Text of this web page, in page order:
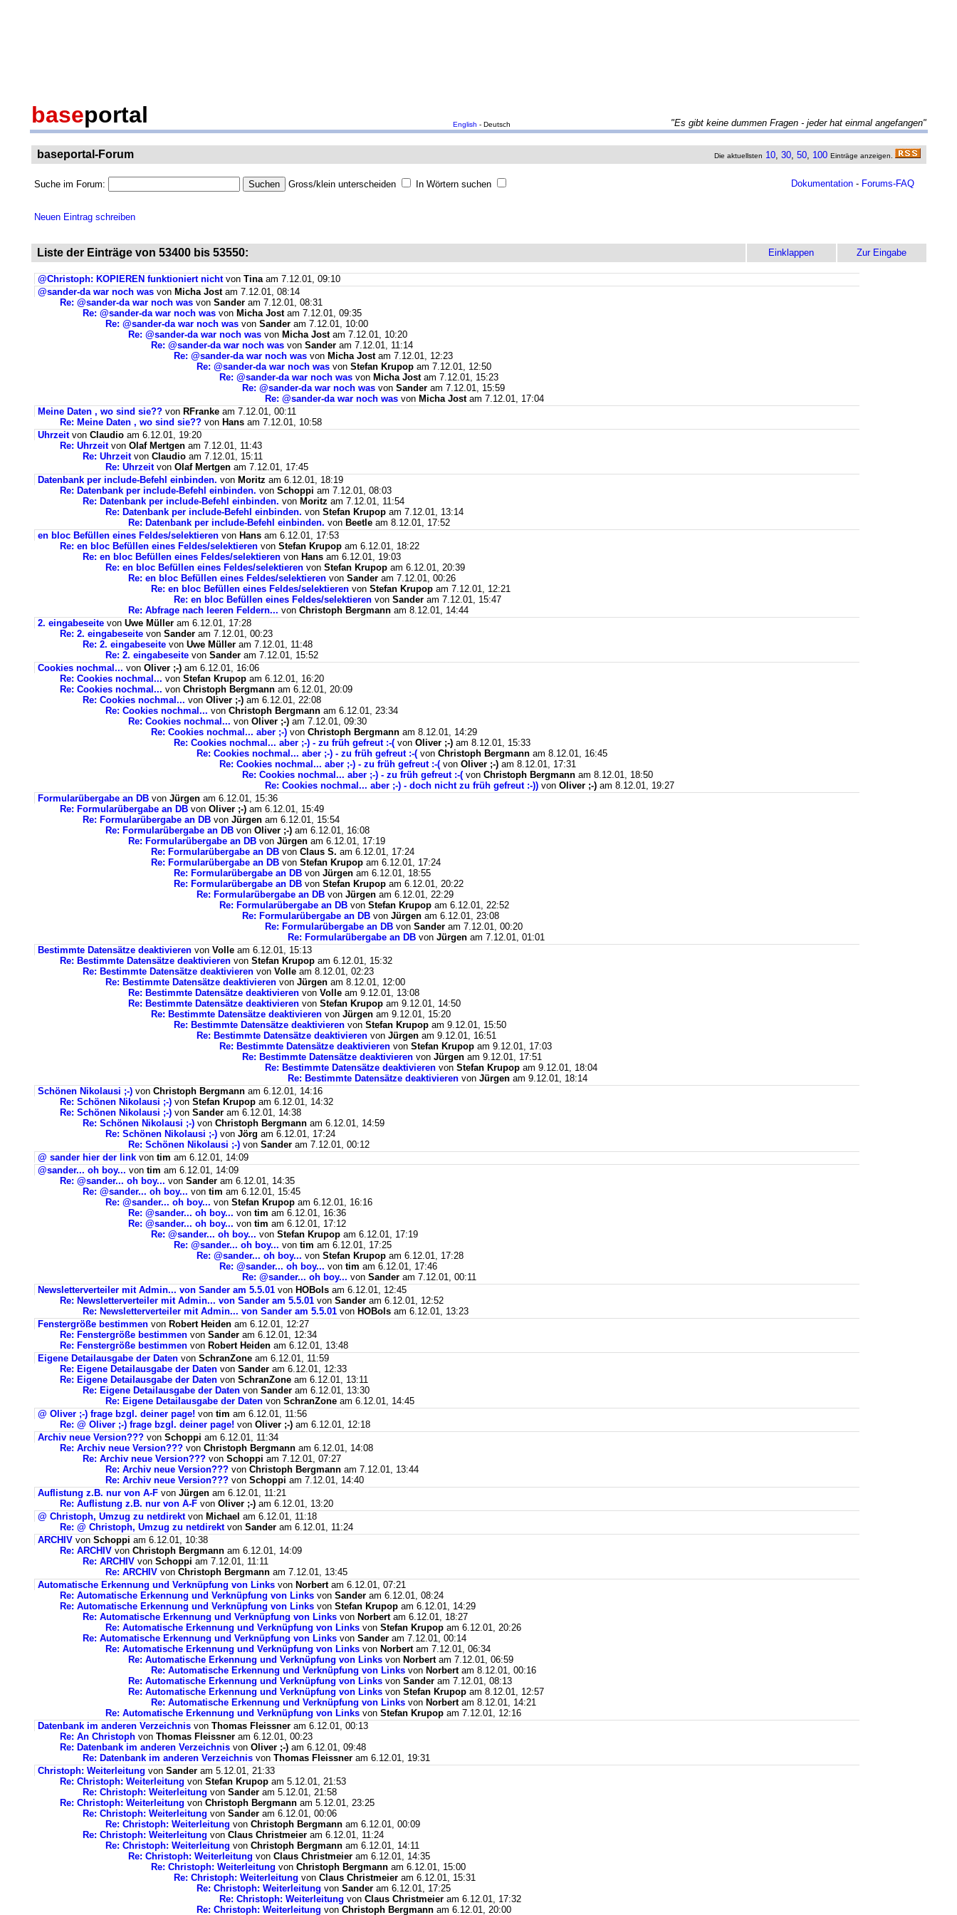
baseportal English - Deutsch "Es gibt keine dummen Fragen - jeder hat einmal angefangen"
baseportal-Forum Die aktuellsten 10, 30, 50, 100 Einträge anzeigen.
Suche im Forum: Gross/klein unterscheiden In Wörtern suchen Dokumentation - Forums-FAQ
Neuen Eintrag schreiben
Liste der Einträge von 53400 bis 53550: Einklappen Zur Eingabe
@Christoph: KOPIEREN funktioniert nichtvon Tinaam 7.12.01, 09:10
@sander-da war noch was von Micha Jostam 7.12.01, 08:14
Re: @sander-da war noch was von Sander am 7.12.01, 08:31
Re: @sander-da war noch was von Micha Jostam 7.12.01, 09:35
Re: @sander-da war noch was von Sander am 7.12.01, 10:00
Re: @sander-da war noch was von Micha Jostam 7.12.01, 10:20
Re: @sander-da war noch was von Sander am 7.12.01, 11:14
Re: @sander-da war noch was von Micha Jostam 7.12.01, 12:23
Re: @sander-da war noch was von Stefan Krupop am 7.12.01, 12:50
Re: @sander-da war noch was von Micha Jostam 7.12.01, 15:23
Re: @sander-da war noch was von Sander am 7.12.01, 15:59
Re: @sander-da war noch was von Micha Jostam 7.12.01, 17:04
Meine Daten , wo sind sie?? von RFranke am 7.12.01, 00:11
Re: Meine Daten , wo sind sie?? von Hans am 7.12.01, 10:58
Uhrzeitvon Claudio am 6.12.01, 19:20
Re: Uhrzeitvon Olaf Mertgen am 7.12.01, 11:43
Re: Uhrzeitvon Claudio am 7.12.01, 15:11
Re: Uhrzeitvon Olaf Mertgen am 7.12.01, 17:45
Datenbank per include-Befehl einbinden. von Moritz am 6.12.01, 18:19
Re: Datenbank per include-Befehl einbinden. von Schoppi am 7.12.01, 08:03
Re: Datenbank per include-Befehl einbinden. von Moritz am 7.12.01, 11:54
Re: Datenbank per include-Befehl einbinden. von Stefan Krupop am 7.12.01, 13:14
Re: Datenbank per include-Befehl einbinden. von Beetle am 8.12.01, 17:52
en bloc Befüllen eines Feldes/selektieren von Hans am 6.12.01, 17:53
Re: en bloc Befüllen eines Feldes/selektieren von Stefan Krupop am 6.12.01, 18:22
Re: en bloc Befüllen eines Feldes/selektieren von Hans am 6.12.01, 19:03
Re: en bloc Befüllen eines Feldes/selektieren von Stefan Krupop am 6.12.01, 20:39
Re: en bloc Befüllen eines Feldes/selektieren von Sander am 7.12.01, 00:26
Re: en bloc Befüllen eines Feldes/selektieren von Stefan Krupop am 7.12.01, 12:21
Re: en bloc Befüllen eines Feldes/selektieren von Sander am 7.12.01, 15:47
Re: Abfrage nach leeren Feldern... von Christoph Bergmann am 8.12.01, 14:44
2. eingabeseite von Uwe Müller am 6.12.01, 17:28
Re: 2. eingabeseite von Sander am 7.12.01, 00:23
Re: 2. eingabeseite von Uwe Müller am 7.12.01, 11:48
Re: 2. eingabeseite von Sander am 7.12.01, 15:52
Cookies nochmal... von Oliver ;-) am 6.12.01, 16:06
Re: Cookies nochmal... von Stefan Krupop am 6.12.01, 16:20
Re: Cookies nochmal... von Christoph Bergmann am 6.12.01, 20:09
Re: Cookies nochmal... von Oliver ;-) am 6.12.01, 22:08
Re: Cookies nochmal... von Christoph Bergmann am 6.12.01, 23:34
Re: Cookies nochmal... von Oliver ;-) am 7.12.01, 09:30
Re: Cookies nochmal... aber ;-) von Christoph Bergmann am 8.12.01, 14:29
Re: Cookies nochmal... aber ;-) - zu früh gefreut :-( von Oliver ;-) am 8.12.01, 15:33
Re: Cookies nochmal... aber ;-) - zu früh gefreut :-( von Christoph Bergmann am 8.12.01, 16:45
Re: Cookies nochmal... aber ;-) - zu früh gefreut :-( von Oliver ;-) am 8.12.01, 17:31
Re: Cookies nochmal... aber ;-) - zu früh gefreut :-( von Christoph Bergmann am 8.12.01, 18:50
Re: Cookies nochmal... aber ;-) - doch nicht zu früh gefreut :-)) von Oliver ;-) am 8.12.01, 19:27
Formularübergabe an DB von Jürgen am 6.12.01, 15:36
Re: Formularübergabe an DB von Oliver ;-) am 6.12.01, 15:49
Re: Formularübergabe an DB von Jürgen am 6.12.01, 15:54
Re: Formularübergabe an DB von Oliver ;-) am 6.12.01, 16:08
Re: Formularübergabe an DB von Jürgen am 6.12.01, 17:19
Re: Formularübergabe an DB von Claus S. am 6.12.01, 17:24
Re: Formularübergabe an DB von Stefan Krupop am 6.12.01, 17:24
Re: Formularübergabe an DB von Jürgen am 6.12.01, 18:55
Re: Formularübergabe an DB von Stefan Krupop am 6.12.01, 20:22
Re: Formularübergabe an DB von Jürgen am 6.12.01, 22:29
Re: Formularübergabe an DB von Stefan Krupop am 6.12.01, 22:52
Re: Formularübergabe an DB von Jürgen am 6.12.01, 23:08
Re: Formularübergabe an DB von Sander am 7.12.01, 00:20
Re: Formularübergabe an DB von Jürgen am 7.12.01, 01:01
Bestimmte Datensätze deaktivieren von Volle am 6.12.01, 15:13
Re: Bestimmte Datensätze deaktivieren von Stefan Krupop am 6.12.01, 15:32
Re: Bestimmte Datensätze deaktivieren von Volle am 8.12.01, 02:23
Re: Bestimmte Datensätze deaktivieren von Jürgen am 8.12.01, 12:00
Re: Bestimmte Datensätze deaktivieren von Volle am 9.12.01, 13:08
Re: Bestimmte Datensätze deaktivieren von Stefan Krupop am 9.12.01, 14:50
Re: Bestimmte Datensätze deaktivieren von Jürgen am 9.12.01, 15:20
Re: Bestimmte Datensätze deaktivieren von Stefan Krupop am 9.12.01, 15:50
Re: Bestimmte Datensätze deaktivieren von Jürgen am 9.12.01, 16:51
Re: Bestimmte Datensätze deaktivieren von Stefan Krupop am 9.12.01, 17:03
Re: Bestimmte Datensätze deaktivieren von Jürgen am 9.12.01, 17:51
Re: Bestimmte Datensätze deaktivieren von Stefan Krupop am 9.12.01, 18:04
Re: Bestimmte Datensätze deaktivieren von Jürgen am 9.12.01, 18:14
Schönen Nikolausi ;-) von Christoph Bergmann am 6.12.01, 14:16
Re: Schönen Nikolausi ;-) von Stefan Krupop am 6.12.01, 14:32
Re: Schönen Nikolausi ;-) von Sander am 6.12.01, 14:38
Re: Schönen Nikolausi ;-) von Christoph Bergmann am 6.12.01, 14:59
Re: Schönen Nikolausi ;-) von Jörg am 6.12.01, 17:24
Re: Schönen Nikolausi ;-) von Sander am 7.12.01, 00:12
@ sander hier der link von tim am 6.12.01, 14:09
@sander... oh boy... von tim am 6.12.01, 14:09
Re: @sander... oh boy... von Sander am 6.12.01, 14:35
Re: @sander... oh boy... von tim am 6.12.01, 15:45
Re: @sander... oh boy... von Stefan Krupop am 6.12.01, 16:16
Re: @sander... oh boy... von tim am 6.12.01, 16:36
Re: @sander... oh boy... von tim am 6.12.01, 17:12
Re: @sander... oh boy... von Stefan Krupop am 6.12.01, 17:19
Re: @sander... oh boy... von tim am 6.12.01, 17:25
Re: @sander... oh boy... von Stefan Krupop am 6.12.01, 17:28
Re: @sander... oh boy... von tim am 6.12.01, 17:46
Re: @sander... oh boy... von Sander am 7.12.01, 00:11
Newsletterverteiler mit Admin... von Sander am 5.5.01 von HOBols am 6.12.01, 12:45
Re: Newsletterverteiler mit Admin... von Sander am 5.5.01 von Sander am 6.12.01, 12:52
Re: Newsletterverteiler mit Admin... von Sander am 5.5.01 von HOBols am 6.12.01, 13:23
Fenstergröße bestimmen von Robert Heiden am 6.12.01, 12:27
Re: Fenstergröße bestimmen von Sander am 6.12.01, 12:34
Re: Fenstergröße bestimmen von Robert Heiden am 6.12.01, 13:48
Eigene Detailausgabe der Daten von SchranZone am 6.12.01, 11:59
Re: Eigene Detailausgabe der Daten von Sander am 6.12.01, 12:33
Re: Eigene Detailausgabe der Daten von SchranZone am 6.12.01, 13:11
Re: Eigene Detailausgabe der Daten von Sander am 6.12.01, 13:30
Re: Eigene Detailausgabe der Daten von SchranZone am 6.12.01, 14:45
@ Oliver ;-) frage bzgl. deiner page! von tim am 6.12.01, 11:56
Re: @ Oliver ;-) frage bzgl. deiner page! von Oliver ;-) am 6.12.01, 12:18
Archiv neue Version??? von Schoppi am 6.12.01, 11:34
Re: Archiv neue Version??? von Christoph Bergmann am 6.12.01, 14:08
Re: Archiv neue Version??? von Schoppi am 7.12.01, 07:27
Re: Archiv neue Version??? von Christoph Bergmann am 7.12.01, 13:44
Re: Archiv neue Version??? von Schoppi am 7.12.01, 14:40
Auflistung z.B. nur von A-F von Jürgen am 6.12.01, 11:21
Re: Auflistung z.B. nur von A-F von Oliver ;-) am 6.12.01, 13:20
@ Christoph, Umzug zu netdirektvon Michael am 6.12.01, 11:18
Re: @ Christoph, Umzug zu netdirektvon Sander am 6.12.01, 11:24
ARCHIV von Schoppi am 6.12.01, 10:38
Re: ARCHIV von Christoph Bergmann am 6.12.01, 14:09
Re: ARCHIV von Schoppi am 7.12.01, 11:11
Re: ARCHIV von Christoph Bergmann am 7.12.01, 13:45
Automatische Erkennung und Verknüpfung von Links von Norbertam 6.12.01, 07:21
Re: Automatische Erkennung und Verknüpfung von Links von Sander am 6.12.01, 08:24
Re: Automatische Erkennung und Verknüpfung von Links von Stefan Krupop am 6.12.01, 14:29
Re: Automatische Erkennung und Verknüpfung von Links von Norbertam 6.12.01, 18:27
Re: Automatische Erkennung und Verknüpfung von Links von Stefan Krupop am 6.12.01, 20:26
Re: Automatische Erkennung und Verknüpfung von Links von Sander am 7.12.01, 00:14
Re: Automatische Erkennung und Verknüpfung von Links von Norbertam 7.12.01, 06:34
Re: Automatische Erkennung und Verknüpfung von Links von Norbertam 7.12.01, 06:59
Re: Automatische Erkennung und Verknüpfung von Links von Norbertam 8.12.01, 00:16
Re: Automatische Erkennung und Verknüpfung von Links von Sander am 7.12.01, 08:13
Re: Automatische Erkennung und Verknüpfung von Links von Stefan Krupop am 8.12.01, 12:57
Re: Automatische Erkennung und Verknüpfung von Links von Norbertam 8.12.01, 14:21
Re: Automatische Erkennung und Verknüpfung von Links von Stefan Krupop am 7.12.01, 12:16
Datenbank im anderen Verzeichnis von Thomas Fleissner am 6.12.01, 00:13
Re: An Christoph von Thomas Fleissner am 6.12.01, 00:23
Re: Datenbank im anderen Verzeichnis von Oliver ;-) am 6.12.01, 09:48
Re: Datenbank im anderen Verzeichnis von Thomas Fleissner am 6.12.01, 19:31
Christoph: Weiterleitung von Sander am 5.12.01, 21:33
Re: Christoph: Weiterleitung von Stefan Krupop am 5.12.01, 21:53
Re: Christoph: Weiterleitung von Sander am 5.12.01, 21:58
Re: Christoph: Weiterleitung von Christoph Bergmann am 5.12.01, 23:25
Re: Christoph: Weiterleitung von Sander am 6.12.01, 00:06
Re: Christoph: Weiterleitung von Christoph Bergmann am 6.12.01, 00:09
Re: Christoph: Weiterleitung von Claus Christmeier am 6.12.01, 11:24
Re: Christoph: Weiterleitung von Christoph Bergmann am 6.12.01, 14:11
Re: Christoph: Weiterleitung von Claus Christmeier am 6.12.01, 14:35
Re: Christoph: Weiterleitung von Christoph Bergmann am 6.12.01, 15:00
Re: Christoph: Weiterleitung von Claus Christmeier am 6.12.01, 15:31
Re: Christoph: Weiterleitung von Sander am 6.12.01, 17:25
Re: Christoph: Weiterleitung von Claus Christmeier am 6.12.01, 17:32
Re: Christoph: Weiterleitung von Christoph Bergmann am 6.12.01, 20:00